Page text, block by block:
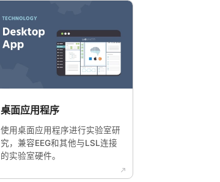
桌面应用程序
使用桌面应用程序进行实验室研
究，兼容EEG和其他与LSL连接
的实验室硬件。